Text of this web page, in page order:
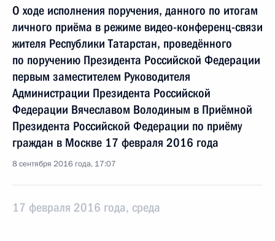
О ходе исполнения поручения, данного по итогам
личного приёма в режиме видео-конференц-связи
жителя Республики Татарстан, проведённого
по поручению Президента Российской Федерации
первым заместителем Руководителя
Администрации Президента Российской
Федерации Вячеславом Володиным в Приёмной
Президента Российской Федерации по приёму
граждан в Москве 17 февраля 2016 года
8 сентября 2016 года, 17:07
17 февраля 2016 года, среда